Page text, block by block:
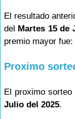
El resultado
del Martes 15 de
premio mayor fue:
Proximo
El proximo
Julio del 2025.